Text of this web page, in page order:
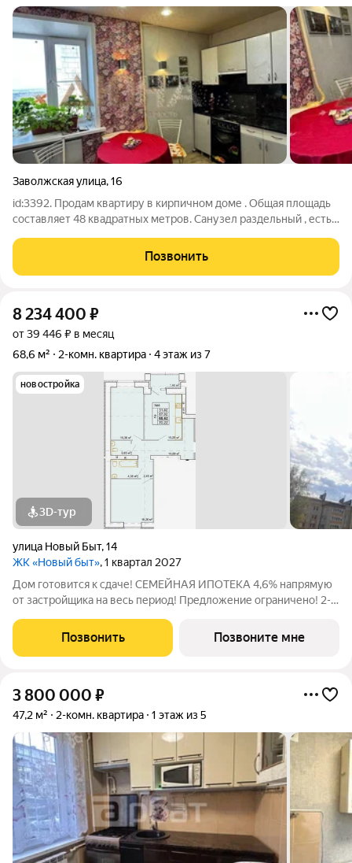
Заволжская улица,16
id:3392. Продам квартиру в кирпичном доме . Общая площадь
составляет 48 квадратных метров. Санузел раздельный , есть
квартире останется мебель , холодильник , кондиционер. Эта
Позвонить
8 234 400 ₽
от 39 446 ₽ в месяц
68,6 м²
2-комн. квартира 4 этаж из 7
новостройка
3D-тур
улица Новый Быт,14
ЖК «Новый быт», 1 квартал 2027
Дом готовится к сдаче! СЕМЕЙНАЯ ИПОТЕКА 4,6% напрямую
от застройщика на весь период! Предложение ограничено! 2-к
где всего 28 квартир. О квартире: Две изолированные
комнаты и просторная
Позвонить Позвоните мне
3 800 000 ₽
47,2 м² 2-комн. квартира 1 этаж из 5